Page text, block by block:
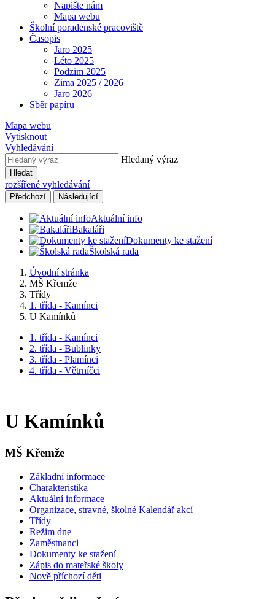
Napište nám
Mapa webu
Školní poradenské pracoviště
Časopis
Jaro 2025
Léto 2025
Podzim 2025
Zima 2025 / 2026
Jaro 2026
Sběr papíru
Mapa webu
Vytisknout
Vyhledávání
Hledaný výraz
Hledat
rozšířené vyhledávání
Předchozí Následující
Aktuální info
Bakaláři
Dokumenty ke stažení
Školská rada
Úvodní stránka
MŠ Křemže
Třídy
1. třída - Kamínci
U Kamínků
1. třída - Kamínci
2. třída - Bublinky
3. třída - Plamínci
4. třída - Větrníčci
U Kamínků
MŠ Křemže
Základní informace
Charakteristika
Aktuální informace
Organizace, stravné, školné Kalendář akcí
Třídy
Režim dne
Zaměstnanci
Dokumenty ke stažení
Zápis do mateřské školy
Nově příchozí děti